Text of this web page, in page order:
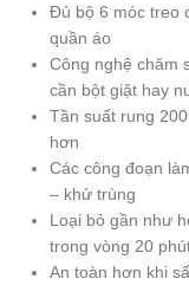
Đủ bộ 6 móc treo
quần áo
Công nghệ chăm
cần bột giặt hay
Tần suất rung
hơn
Các công đoạn
– khử trùng
Loại bỏ gần như
trong vòng 20
An toàn hơn khi